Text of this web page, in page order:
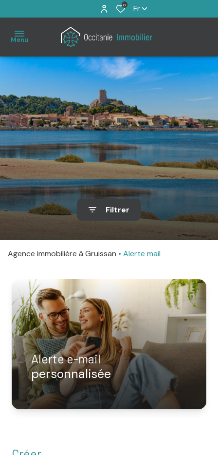
0 Fr
Menu
Accueil
À
vendre
Immo
Pro
Estimation
Notre
Contact
Filtrer
Agence immobilière à Gruissan Alerte mail
Alerte e-mail
personnalisée